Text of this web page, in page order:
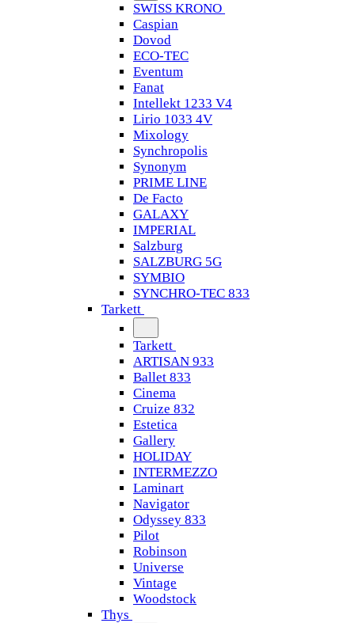
SWISS KRONO
Caspian
Dovod
ECO-TEC
Eventum
Fanat
Intellekt 1233 V4
Lirio 1033 4V
Mixology
Synchropolis
Synonym
PRIME LINE
De Facto
GALAXY
IMPERIAL
Salzburg
SALZBURG 5G
SYMBIO
SYNCHRO-TEC 833
Tarkett
Tarkett
ARTISAN 933
Ballet 833
Cinema
Cruize 832
Estetica
Gallery
HOLIDAY
INTERMEZZO
Laminart
Navigator
Odyssey 833
Pilot
Robinson
Universe
Vintage
Woodstock
Thys